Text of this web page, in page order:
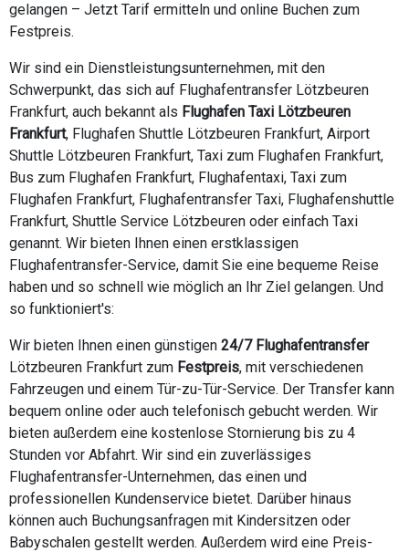
gelangen – Jetzt Tarif ermitteln und online Buchen zum
Festpreis.
Wir sind ein Dienstleistungsunternehmen, mit den
Schwerpunkt, das sich auf Flughafentransfer Lötzbeuren
Frankfurt, auch bekannt als Flughafen Taxi Lötzbeuren
Frankfurt, Flughafen Shuttle Lötzbeuren Frankfurt, Airport
Shuttle Lötzbeuren Frankfurt, Taxi zum Flughafen Frankfurt,
Bus zum Flughafen Frankfurt, Flughafentaxi, Taxi zum
Flughafen Frankfurt, Flughafentransfer Taxi, Flughafenshuttle
Frankfurt, Shuttle Service Lötzbeuren oder einfach Taxi
genannt. Wir bieten Ihnen einen erstklassigen
Flughafentransfer-Service, damit Sie eine bequeme Reise
haben und so schnell wie möglich an Ihr Ziel gelangen. Und
so funktioniert's:
Wir bieten Ihnen einen günstigen 24/7 Flughafentransfer
Lötzbeuren Frankfurt zum Festpreis, mit verschiedenen
Fahrzeugen und einem Tür-zu-Tür-Service. Der Transfer kann
bequem online oder auch telefonisch gebucht werden. Wir
bieten außerdem eine kostenlose Stornierung bis zu 4
Stunden vor Abfahrt. Wir sind ein zuverlässiges
Flughafentransfer-Unternehmen, das einen und
professionellen Kundenservice bietet. Darüber hinaus
können auch Buchungsanfragen mit Kindersitzen oder
Babyschalen gestellt werden. Außerdem wird eine Preis-